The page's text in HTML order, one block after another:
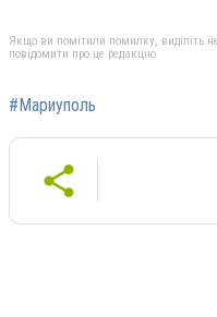
Якщо ви помітили помилку, виділіть
повідомити про це редакцію
#Мариуполь